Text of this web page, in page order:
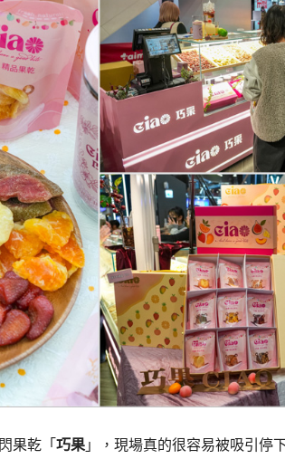
果乾「 巧果 」，現場真的很容易被吸引停